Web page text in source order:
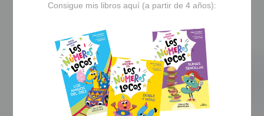
Consigue mis libros aquí (a partir de 4 años):